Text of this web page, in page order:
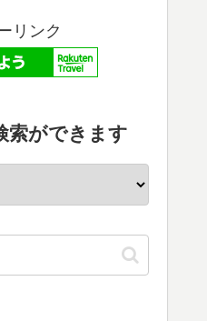
リンク
索ができます